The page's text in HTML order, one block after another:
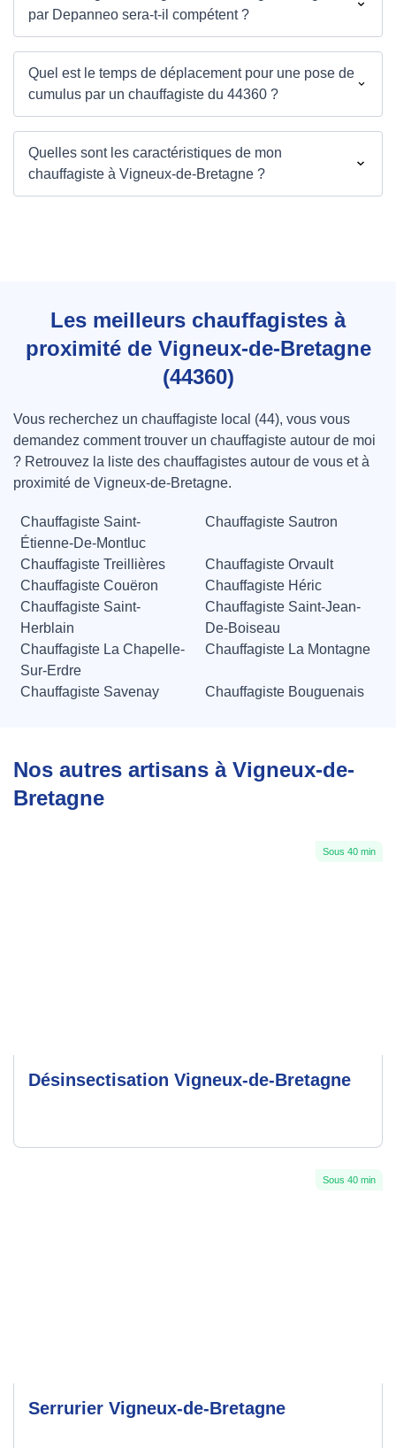
par Depanneo sera-t-il compétent ?
Quel est le temps de déplacement pour une pose de
cumulus par un chauffagiste du 44360 ?
Quelles sont les caractéristiques de mon
chauffagiste à Vigneux-de-Bretagne ?
Les meilleurs chauffagistes à
proximité de Vigneux-de-Bretagne
(44360)
Vous recherchez un chauffagiste local (44), vous vous
demandez comment trouver un chauffagiste autour de moi
? Retrouvez la liste des chauffagistes autour de vous et à
proximité de Vigneux-de-Bretagne.
Chauffagiste Saint-
Étienne-De-Montluc
Chauffagiste Sautron
Chauffagiste Treillières
Chauffagiste Orvault
Chauffagiste Couëron
Chauffagiste Héric
Chauffagiste Saint-
Herblain
Chauffagiste Saint-Jean-
De-Boiseau
Chauffagiste La Chapelle-
Sur-Erdre
Chauffagiste La Montagne
Chauffagiste Savenay Chauffagiste Bouguenais
Nos autres artisans à Vigneux-de-
Bretagne
Sous 40 min
Désinsectisation Vigneux-de-Bretagne
Sous 40 min
Serrurier Vigneux-de-Bretagne